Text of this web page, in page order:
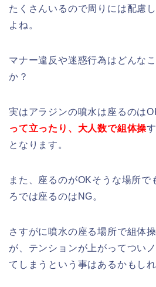
たくさんいるので周りには配慮
よね。
マナー違反や迷惑行為はどんな
か？
実はアラジンの噴水は座るのは
って立ったり、大人数で組体操
となります。
また、座るのがOKそうな場所で
ろでは座るのはNG。
さすがに噴水の座る場所で組体
が、テンションが上がってつい
てしまうという事はあるかもしれ